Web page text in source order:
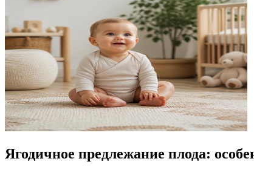
Ягодичное предлежание плода: